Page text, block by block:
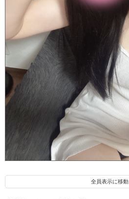
全員表示に移動